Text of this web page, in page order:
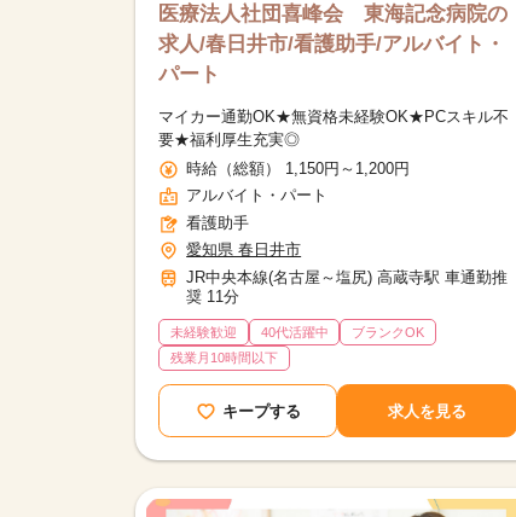
医療法人社団喜峰会 東海記念病院の
求人/春日井市/看護助手/アルバイト・
パート
マイカー通勤OK★無資格未経験OK★PCスキル不
要★福利厚生充実◎
時給（総額） 1,150円～1,200円
アルバイト・パート
看護助手
愛知県 春日井市
JR中央本線(名古屋～塩尻) 高蔵寺駅 車通勤推
奨 11分
未経験歓迎 40代活躍中
ブランクOK
残業月10時間以下
キープする 求人を見る
9,632 件